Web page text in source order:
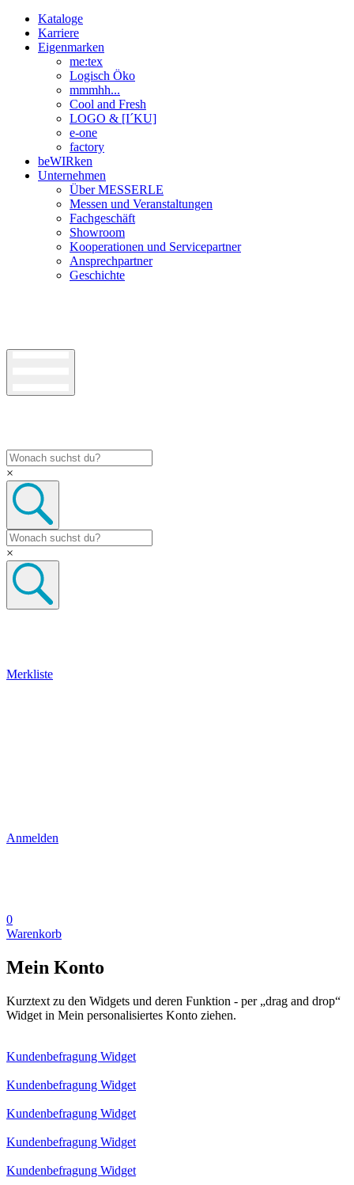
Kataloge
Karriere
Eigenmarken
me:tex
Logisch Öko
mmmhh...
Cool and Fresh
LOGO & [I´KU]
e-one
factory
beWIRken
Unternehmen
Über MESSERLE
Messen und Veranstaltungen
Fachgeschäft
Showroom
Kooperationen und Servicepartner
Ansprechpartner
Geschichte
×
×
Merkliste
Anmelden
0
Warenkorb
Mein Konto
Kurztext zu den Widgets und deren Funktion - per „drag and drop“
Widget in Mein personalisiertes Konto ziehen.
Kundenbefragung Widget
Kundenbefragung Widget
Kundenbefragung Widget
Kundenbefragung Widget
Kundenbefragung Widget